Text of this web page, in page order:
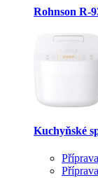
Rohnson R-
Kuchyňské